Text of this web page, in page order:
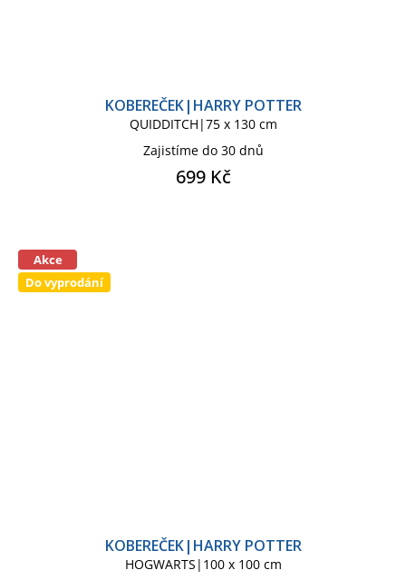
KOBEREČEK|HARRY POTTER
QUIDDITCH|75 x 130 cm
Zajistíme do 30 dnů
699 Kč
Akce
Do vyprodání
KOBEREČEK|HARRY POTTER
HOGWARTS|100 x 100 cm